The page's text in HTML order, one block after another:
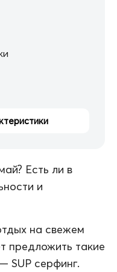
Есть ли в
и
на свежем
предложить такие
SUP серфинг.